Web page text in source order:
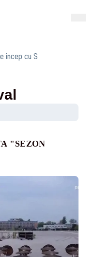
încep cu S
"SEZON